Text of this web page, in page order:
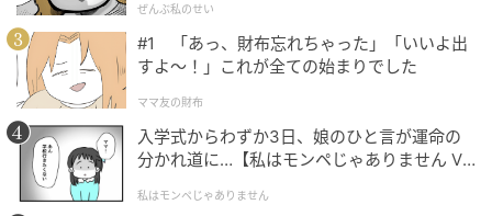
ゆうゆうtime
ぜんぶ私のせい
#1 「あっ、財布忘れちゃった」「いいよ出
すよ〜！」これが全ての始まりでした
ママ友の財布
入学式からわずか3日、娘のひと言が運命の
分かれ道に…【私はモンペじゃありません Vo
私はモンペじゃありません